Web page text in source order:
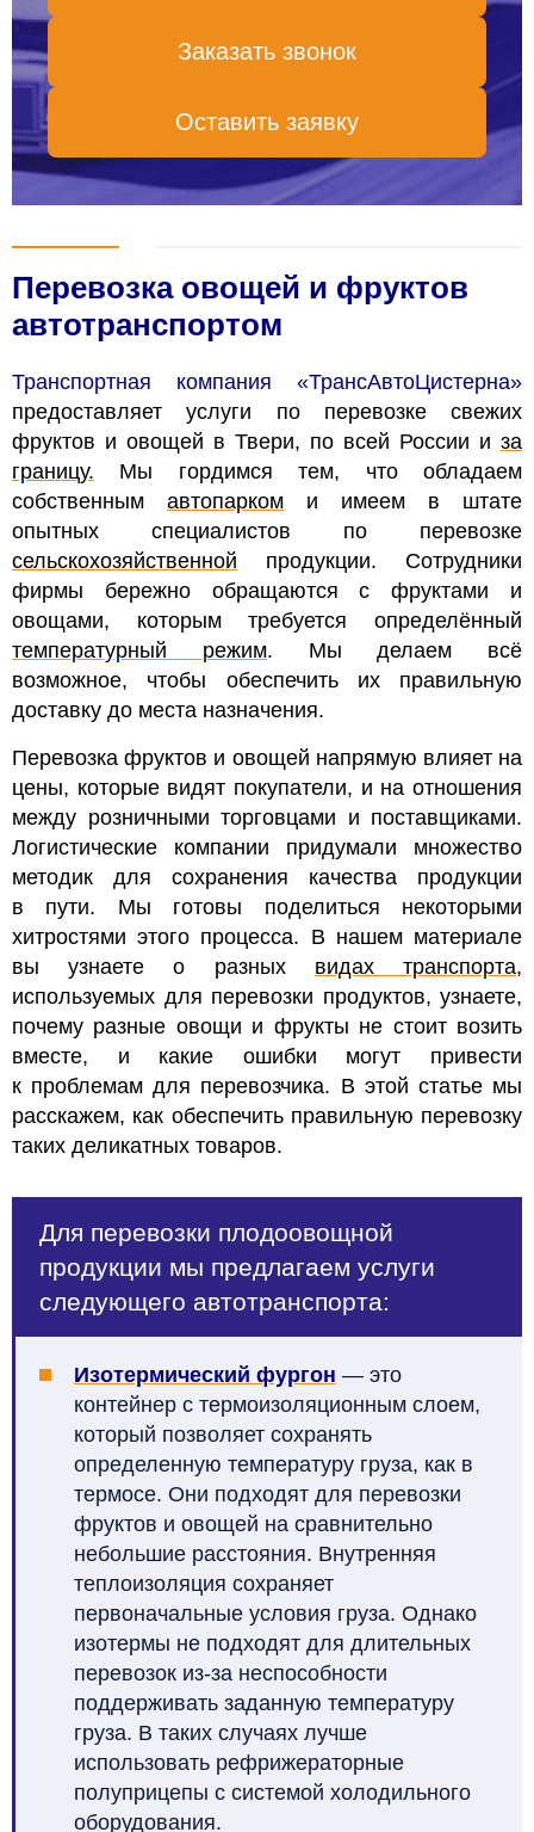
Заказать звонок
Оставить заявку
Перевозка овощей и фруктов
автотранспортом
Транспортная компания «ТрансАвтоЦистерна»
предоставляет услуги по перевозке свежих
фруктов и овощей в Твери, по всей России и за
границу.
Мы гордимся тем, что обладаем
собственным автопарком и имеем в штате
опытных специалистов по перевозке
сельскохозяйственной продукции. Сотрудники
фирмы бережно обращаются с фруктами и
овощами, которым требуется определённый
температурный режим. Мы делаем всё
возможное, чтобы обеспечить их правильную
доставку до места назначения.
Перевозка фруктов и овощей напрямую влияет на
цены, которые видят покупатели, и на отношения
между розничными торговцами и поставщиками.
Логистические компании придумали множество
методик для сохранения качества продукции
в пути. Мы готовы поделиться некоторыми
хитростями этого процесса. В нашем материале
вы узнаете о разных видах транспорта,
используемых для перевозки продуктов, узнаете,
почему разные овощи и фрукты не стоит возить
вместе, и какие ошибки могут привести
к проблемам для перевозчика. В этой статье мы
расскажем, как обеспечить правильную перевозку
таких деликатных товаров.
Для перевозки плодоовощной
продукции мы предлагаем услуги
следующего автотранспорта:
Изотермический фургон — это
контейнер с термоизоляционным слоем,
который позволяет сохранять
определенную температуру груза, как в
термосе. Они подходят для перевозки
фруктов и овощей на сравнительно
небольшие расстояния. Внутренняя
теплоизоляция сохраняет
первоначальные условия груза. Однако
изотермы не подходят для длительных
перевозок из-за неспособности
поддерживать заданную температуру
груза. В таких случаях лучше
использовать рефрижераторные
полуприцепы с системой холодильного
оборудования.